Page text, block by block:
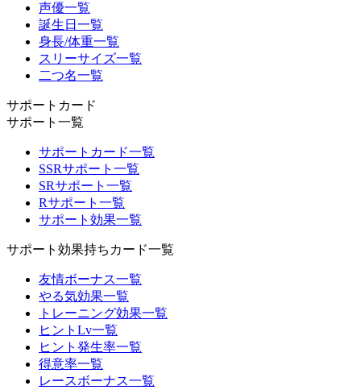
声優一覧
誕生日一覧
身長/体重一覧
スリーサイズ一覧
二つ名一覧
サポートカード
サポート一覧
サポートカード一覧
SSRサポート一覧
SRサポート一覧
Rサポート一覧
サポート効果一覧
サポート効果持ちカード一覧
友情ボーナス一覧
やる気効果一覧
トレーニング効果一覧
ヒントLv一覧
ヒント発生率一覧
得意率一覧
レースボーナス一覧